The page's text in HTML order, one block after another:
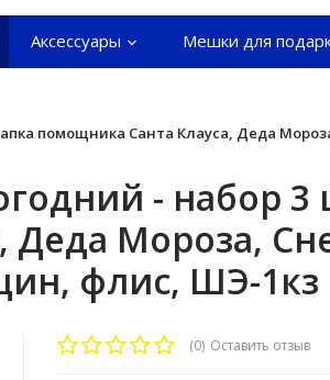
Аксессуары Мешки для
помощника Санта Клауса, Деда
- набор
Мороза,
флис, ШЭ-1кз
(0) Оставить отзыв